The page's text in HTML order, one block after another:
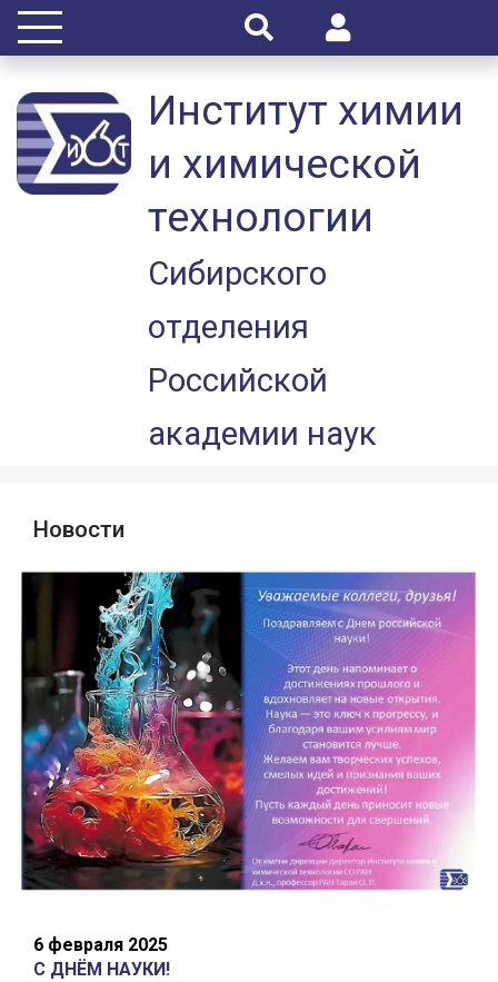
Институт химии
и химической
технологии
Сибирского
отделения
Российской
академии наук
Новости
6 февраля 2025
С ДНЁМ НАУКИ!